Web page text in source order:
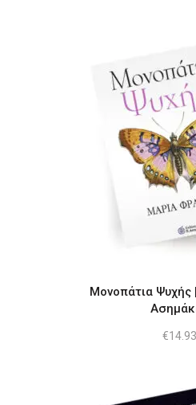
Μονοπάτια Ψυχής
€14.93